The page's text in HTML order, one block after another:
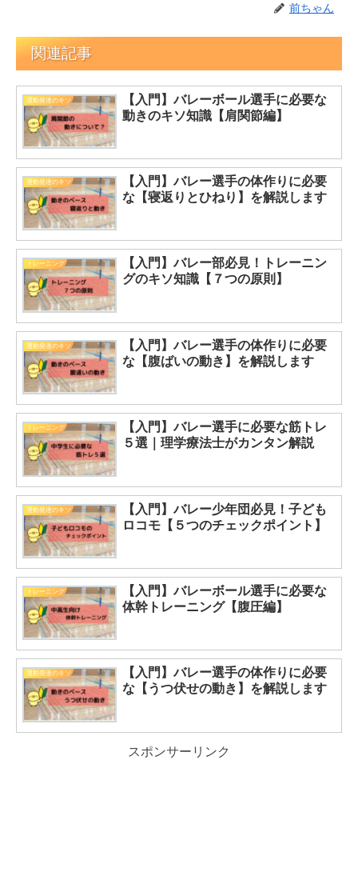
前ちゃん
関連記事
運動発達のキソ
【入門】バレーボール選手に必要な
動きのキソ知識【肩関節編】
運動発達のキソ
【入門】バレー選手の体作りに必要
な【寝返りとひねり】を解説します
トレーニング
【入門】バレー部必見！トレーニン
グのキソ知識【７つの原則】
運動発達のキソ
【入門】バレー選手の体作りに必要
な【腹ばいの動き】を解説します
トレーニング
【入門】バレー選手に必要な筋トレ
５選｜理学療法士がカンタン解説
運動発達のキソ
【入門】バレー少年団必見！子ども
ロコモ【５つのチェックポイント】
トレーニング
【入門】バレーボール選手に必要な
体幹トレーニング【腹圧編】
運動発達のキソ
【入門】バレー選手の体作りに必要
な【うつ伏せの動き】を解説します
スポンサーリンク